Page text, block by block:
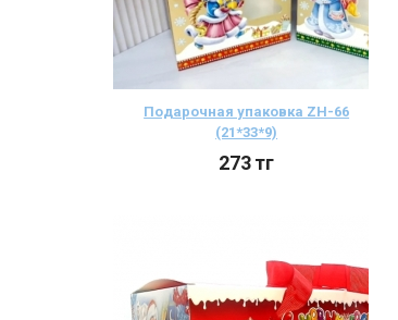
Подарочная упаковка ZH-66
(21*33*9)
273тг